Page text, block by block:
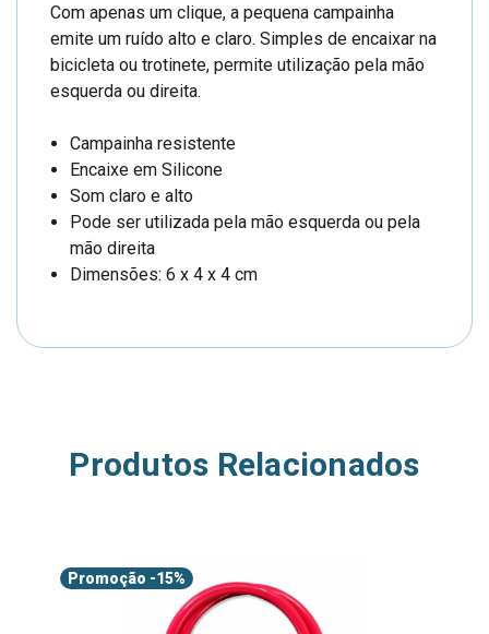
Com apenas um clique, a pequena campainha
emite um ruído alto e claro. Simples de encaixar na
bicicleta ou trotinete, permite utilização pela mão
esquerda ou direita.
Campainha resistente
Encaixe em Silicone
Som claro e alto
Pode ser utilizada pela mão esquerda ou pela
mão direita
Dimensões: 6 x 4 x 4 cm
Produtos Relacionados
Promoção -15%